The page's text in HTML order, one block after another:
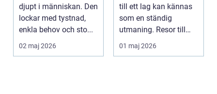
djupt i människan. Den
lockar med tystnad,
enkla behov och sto...
02 maj 2026
till ett lag kan kännas
som en ständig
utmaning. Resor till
cuper, träningsläg...
01 maj 2026